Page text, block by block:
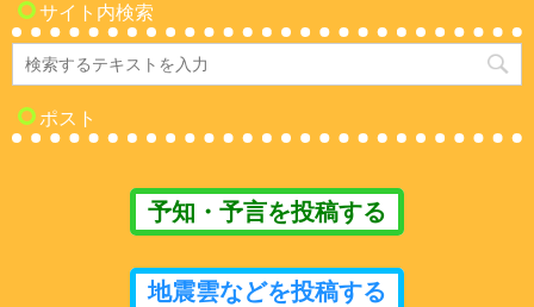
サイト内検索
ポスト
予知・予言を投稿する
地震雲などを投稿する